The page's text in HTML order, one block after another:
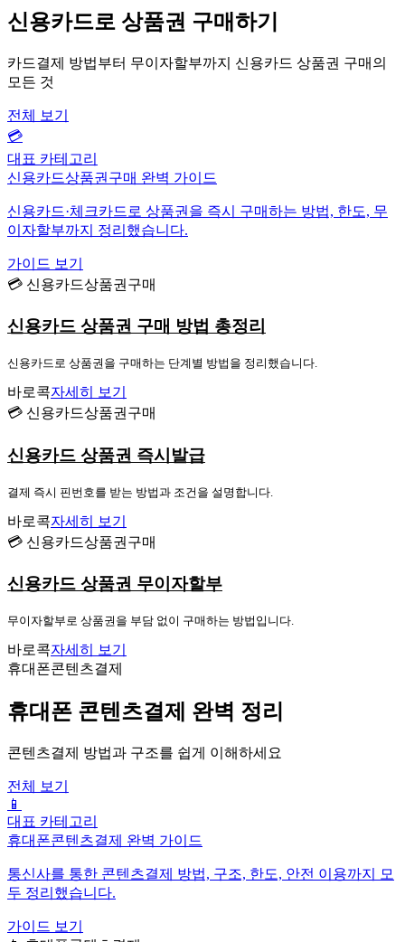
신용카드로 상품권 구매하기
카드결제 방법부터 무이자할부까지 신용카드 상품권 구매의
모든 것
전체 보기
💳
대표 카테고리
신용카드상품권구매 완벽 가이드
신용카드·체크카드로 상품권을 즉시 구매하는 방법, 한도, 무
이자할부까지 정리했습니다.
가이드 보기
💳 신용카드상품권구매
신용카드 상품권 구매 방법 총정리
신용카드로 상품권을 구매하는 단계별 방법을 정리했습니다.
바로콕자세히 보기
💳 신용카드상품권구매
신용카드 상품권 즉시발급
결제 즉시 핀번호를 받는 방법과 조건을 설명합니다.
바로콕자세히 보기
💳 신용카드상품권구매
신용카드 상품권 무이자할부
무이자할부로 상품권을 부담 없이 구매하는 방법입니다.
바로콕자세히 보기
휴대폰콘텐츠결제
휴대폰 콘텐츠결제 완벽 정리
콘텐츠결제 방법과 구조를 쉽게 이해하세요
전체 보기
📱
대표 카테고리
휴대폰콘텐츠결제 완벽 가이드
통신사를 통한 콘텐츠결제 방법, 구조, 한도, 안전 이용까지 모
두 정리했습니다.
가이드 보기